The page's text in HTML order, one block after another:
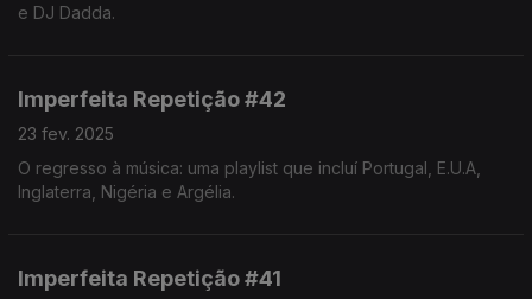
e DJ Dadda.
Imperfeita Repetição #42
23 fev. 2025
O regresso à música: uma playlist que incluí Portugal, E.U.A,
Inglaterra, Nigéria e Argélia.
Imperfeita Repetição #41